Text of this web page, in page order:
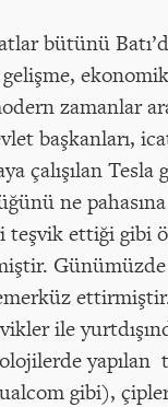
bütünü
zamanlar
başkanları,
çalışılan
ne
ettiği gibi
ile
yapılan
gibi),